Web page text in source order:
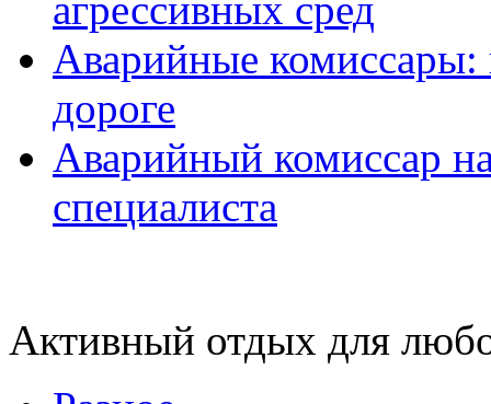
Аварийные
дороге
Аварийный комиссар
специалиста
Активный отдых для